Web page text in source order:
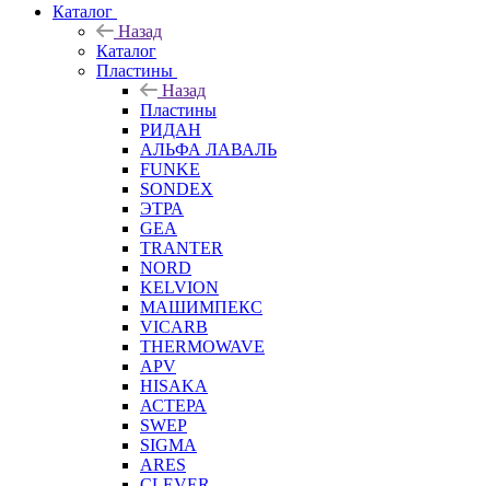
Каталог
Назад
Каталог
Пластины
Назад
Пластины
РИДАН
АЛЬФА ЛАВАЛЬ
FUNKE
SONDEX
ЭТРА
GEA
TRANTER
NORD
KELVION
МАШИМПЕКС
VICARB
THERMOWAVE
APV
HISAKA
АСТЕРА
SWEP
SIGMA
ARES